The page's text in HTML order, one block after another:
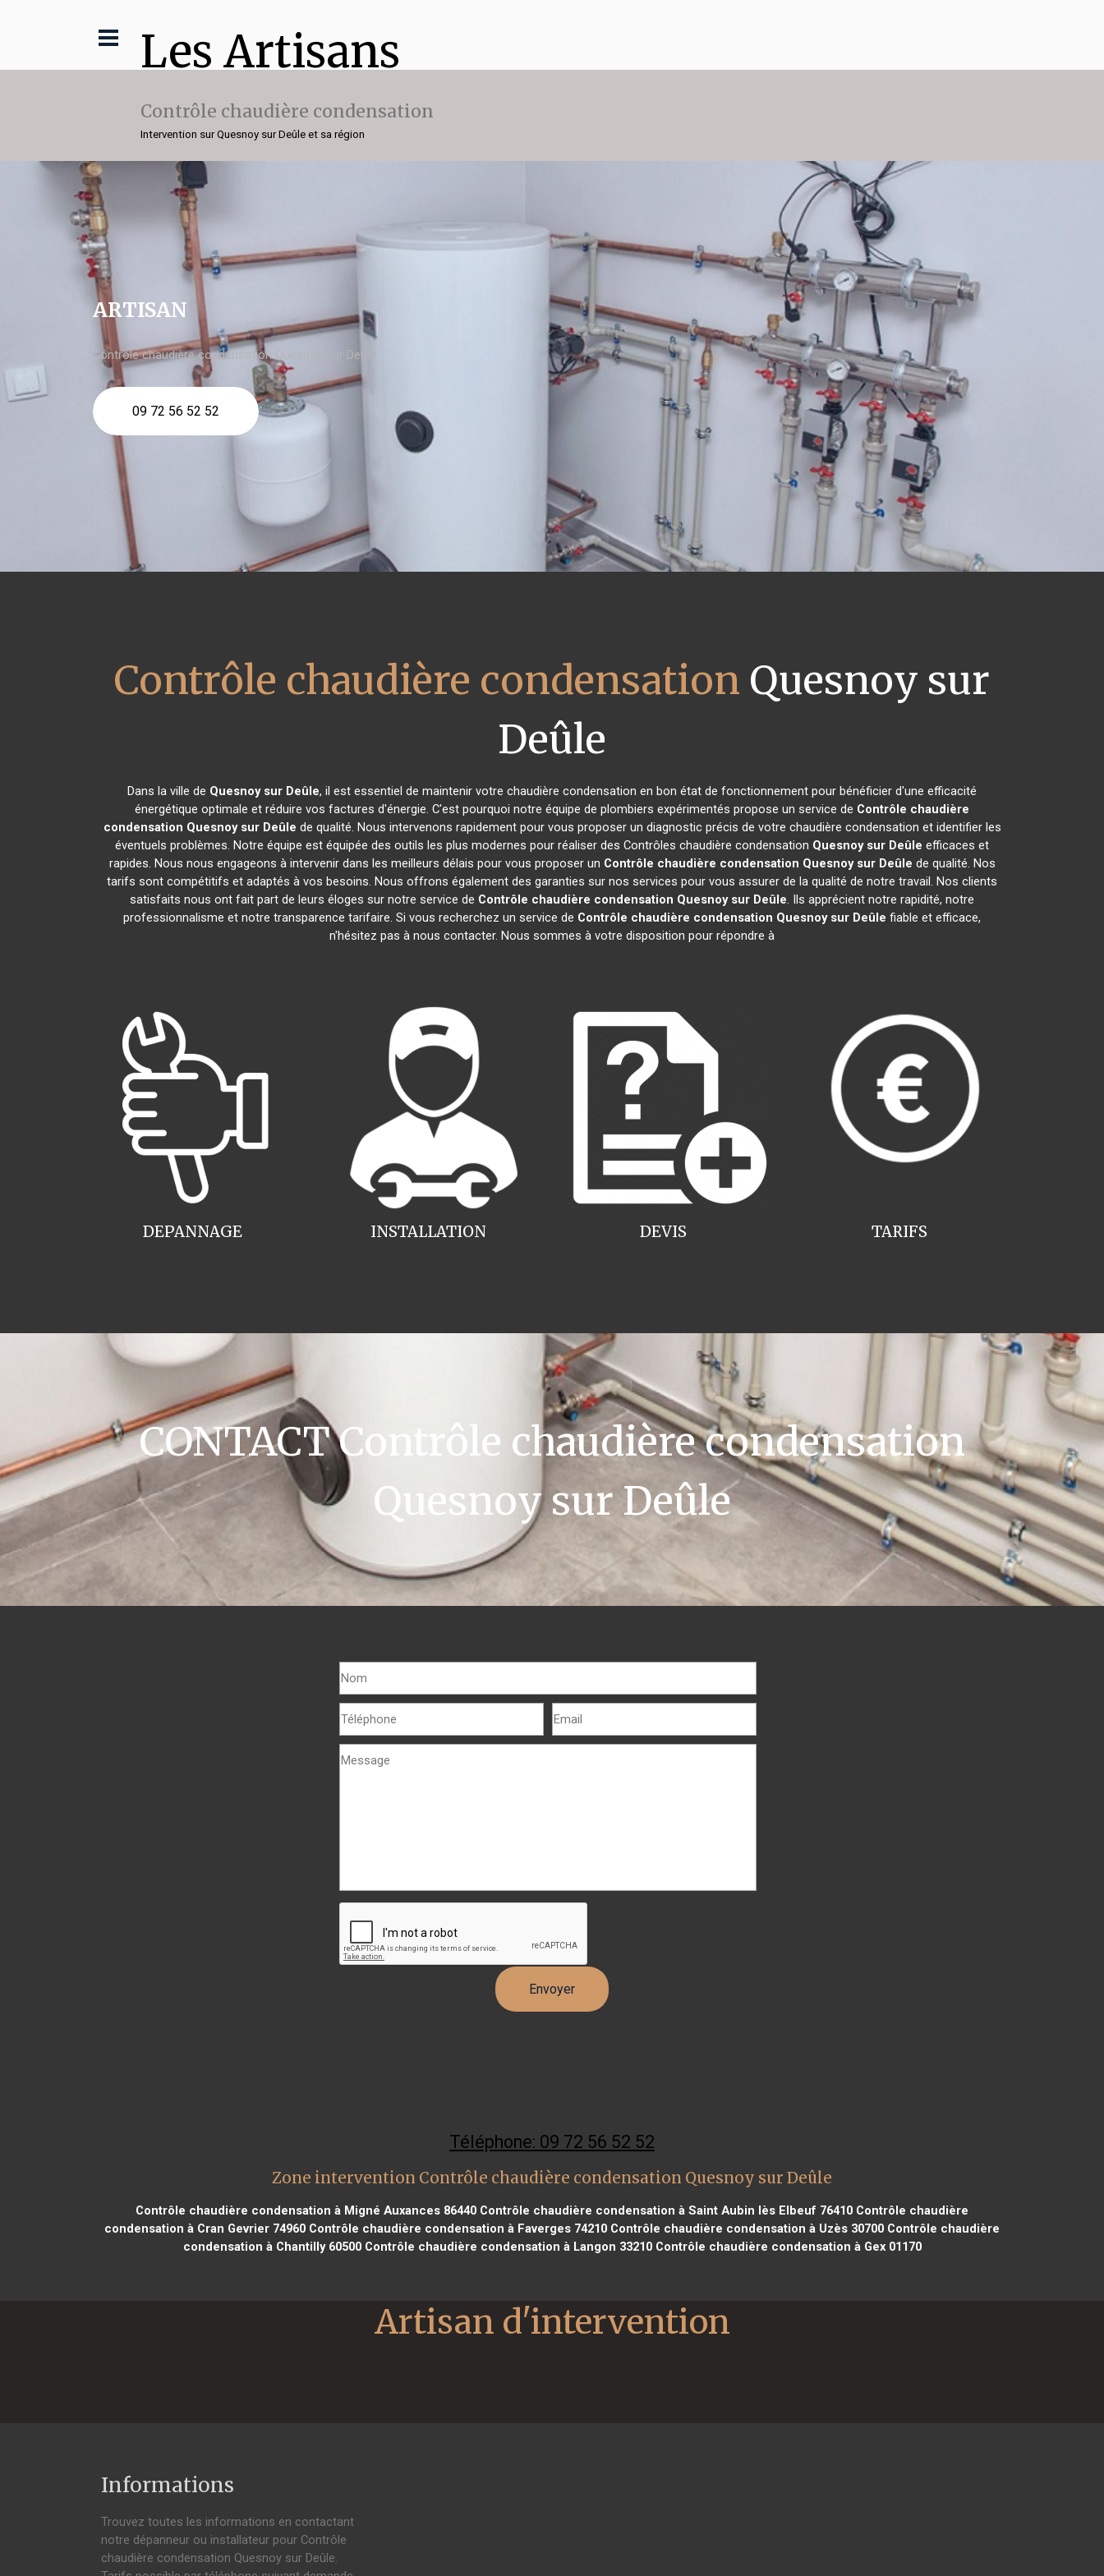
Les Artisans
Contrôle chaudière condensation
Intervention sur Quesnoy sur Deûle et sa région
ARTISAN
Contrôle chaudière condensation Quesnoy sur Deûle
09 72 56 52 52
Contrôle chaudière condensation Quesnoy sur
Deûle
Dans la ville de Quesnoy sur Deûle, il est essentiel de maintenir votre chaudière condensation en bon état de fonctionnement pour bénéficier d'une efficacité
énergétique optimale et réduire vos factures d'énergie. C'est pourquoi notre équipe de plombiers expérimentés propose un service de Contrôle chaudière
condensation Quesnoy sur Deûle de qualité. Nous intervenons rapidement pour vous proposer un diagnostic précis de votre chaudière condensation et identifier les
éventuels problèmes. Notre équipe est équipée des outils les plus modernes pour réaliser des Contrôles chaudière condensation Quesnoy sur Deûle efficaces et
rapides. Nous nous engageons à intervenir dans les meilleurs délais pour vous proposer un Contrôle chaudière condensation Quesnoy sur Deûle de qualité. Nos
tarifs sont compétitifs et adaptés à vos besoins. Nous offrons également des garanties sur nos services pour vous assurer de la qualité de notre travail. Nos clients
satisfaits nous ont fait part de leurs éloges sur notre service de Contrôle chaudière condensation Quesnoy sur Deûle. Ils apprécient notre rapidité, notre
professionnalisme et notre transparence tarifaire. Si vous recherchez un service de Contrôle chaudière condensation Quesnoy sur Deûle fiable et efficace,
n'hésitez pas à nous contacter. Nous sommes à votre disposition pour répondre à
INSTALLATION
DEPANNAGE TARIFS
DEVIS
CONTACT Contrôle chaudière condensation
Quesnoy sur Deûle
Téléphone: 09 72 56 52 52
Zone intervention Contrôle chaudière condensation Quesnoy sur Deûle
Contrôle chaudière condensation à Migné Auxances 86440 Contrôle chaudière condensation à Saint Aubin lès Elbeuf 76410 Contrôle chaudière
condensation à Cran Gevrier 74960 Contrôle chaudière condensation à Faverges 74210 Contrôle chaudière condensation à Uzès 30700 Contrôle chaudière
condensation à Chantilly 60500Contrôle chaudière condensation à Langon 33210Contrôle chaudière condensation à Gex 01170
Informations
Trouvez toutes les informations en contactant
notre dépanneur ou installateur pour Contrôle
chaudière condensation Quesnoy sur Deûle.
Artisan d'intervention